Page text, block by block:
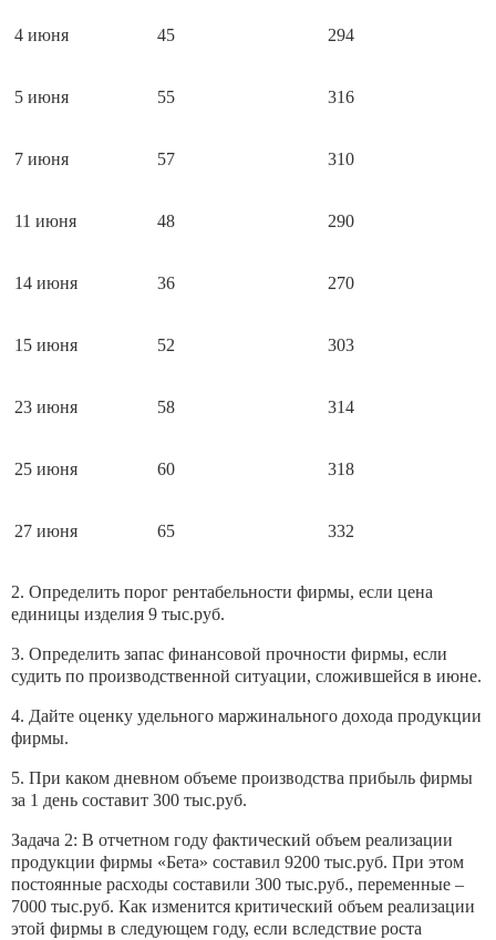
4 июня 45 294
5 июня 55 316
7 июня 57 310
11 июня 48 290
14 июня 36 270
15 июня 52 303
23 июня 58 314
25 июня 60 318
27 июня 65 332
2. Определить порог рентабельности фирмы, если цена
единицы изделия 9 тыс.руб.
3. Определить запас финансовой прочности фирмы, если
судить по производственной ситуации, сложившейся в июне.
4. Дайте оценку удельного маржинального дохода продукции
фирмы.
5. При каком дневном объеме производства прибыль фирмы
за 1 день составит 300 тыс.руб.
Задача 2: В отчетном году фактический объем реализации
продукции фирмы «Бета» составил 9200 тыс.руб. При этом
постоянные расходы составили 300 тыс.руб., переменные –
7000 тыс.руб. Как изменится критический объем реализации
этой фирмы в следующем году, если вследствие роста